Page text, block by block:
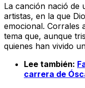
La canción nació de
artistas, en la que
emocional. Corrales
tema que, aunque
quienes han vivido
Lee también:
carrera de